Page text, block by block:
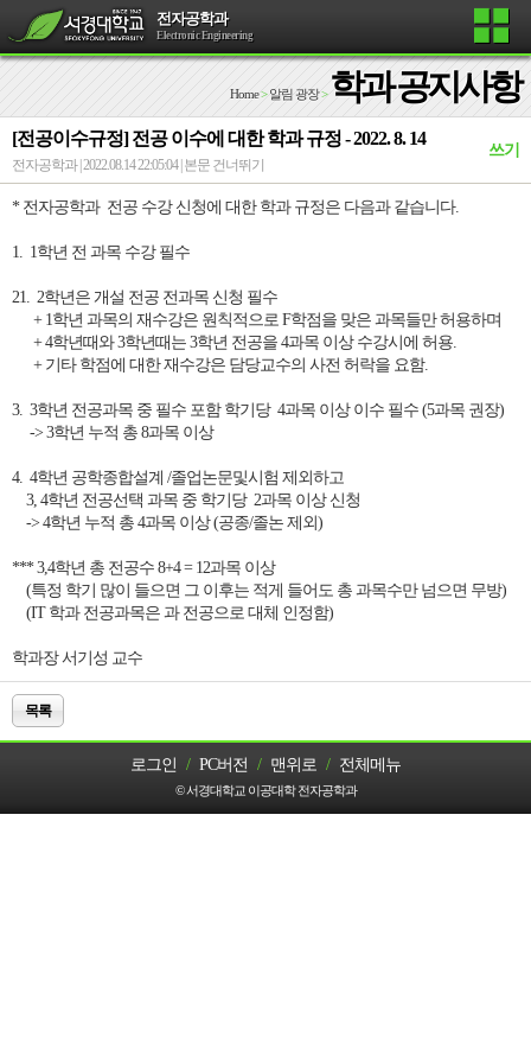
전자공학과
Electronic Engineering
Home> 알림 광장> 학과 공지사항
[전공이수규정] 전공 이수에 대한 학과 규정 - 2022. 8. 14
쓰기
전자공학과 | 2022.08.14 22:05:04 | 본문 건너뛰기
* 전자공학과 전공 수강 신청에 대한 학과 규정은 다음과 같습니다.
1. 1학년 전 과목 수강 필수
21. 2학년은 개설 전공 전과목 신청 필수
+ 1학년 과목의 재수강은 원칙적으로 F학점을 맞은 과목들만 허용하며
+ 4학년때와 3학년때는 3학년 전공을 4과목 이상 수강시에 허용.
+ 기타 학점에 대한 재수강은 담당교수의 사전 허락을 요함.
3. 3학년 전공과목 중 필수 포함 학기당 4과목 이상 이수 필수 (5과목 권장)
-> 3학년 누적 총 8과목 이상
4. 4학년 공학종합설계 /졸업논문및시험 제외하고
3, 4학년 전공선택 과목 중 학기당 2과목 이상 신청
-> 4학년 누적 총 4과목 이상 (공종/졸논 제외)
*** 3,4학년 총 전공수 8+4 = 12과목 이상
(특정 학기 많이 들으면 그 이후는 적게 들어도 총 과목수만 넘으면 무방)
(IT 학과 전공과목은 과 전공으로 대체 인정함)
학과장 서기성 교수
목록
로그인 / PC버전 / 맨위로 / 전체메뉴
© 서경대학교 이공대학 전자공학과